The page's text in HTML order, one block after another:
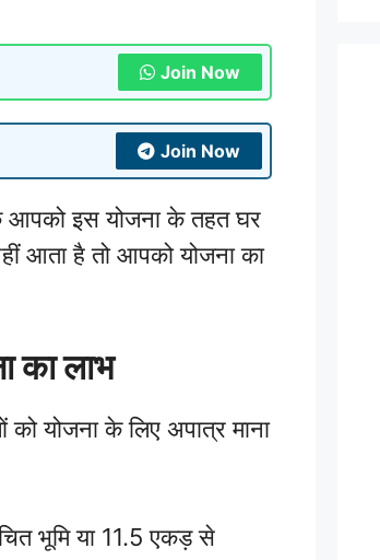
Join Now
Join Now
आपको इस योजना के तहत घर
आता है तो आपको योजना का
का लाभ
योजना के लिए अपात्र माना
भूमि या 11.5 एकड़ से